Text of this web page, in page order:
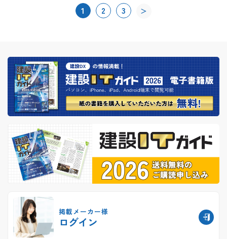
1 2 3 ＞
掲載メーカー様
ログイン